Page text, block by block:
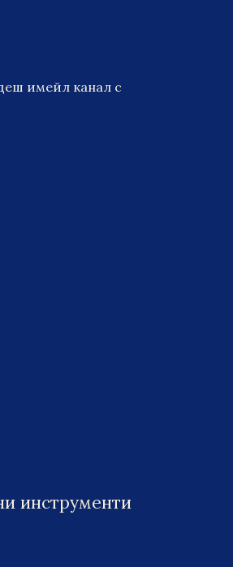
имейл канал с
инструменти